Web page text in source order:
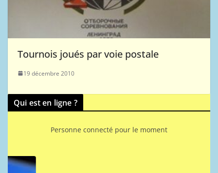
Tournois joués par voie postale
19 décembre 2010
Qui est en ligne ?
Personne connecté pour le moment